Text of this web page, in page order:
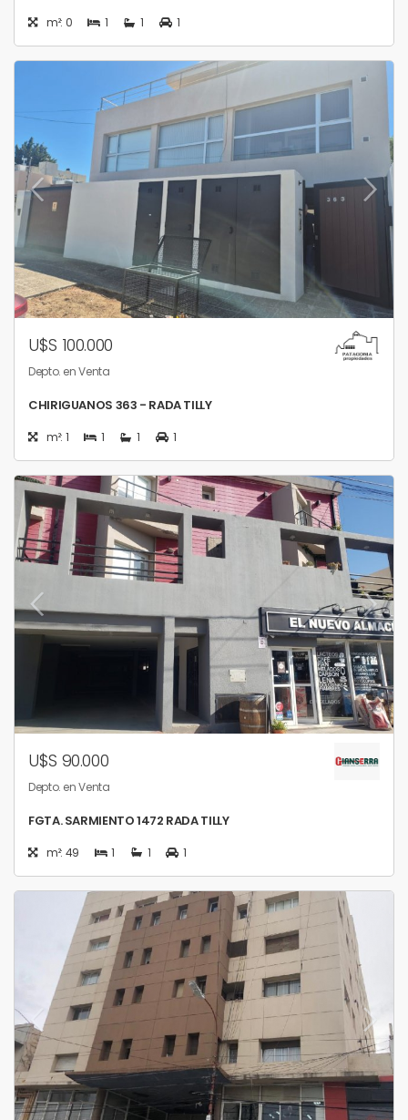
m²: 0 1 1 1
U$S 100.000
Depto. en Venta
CHIRIGUANOS 363 - RADA TILLY
m²: 1 1 1 1
U$S 90.000
Depto. en Venta
FGTA. SARMIENTO 1472 RADA TILLY
m²: 49 1 1 1